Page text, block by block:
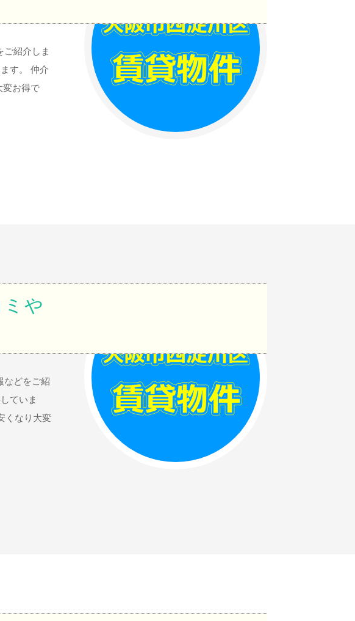
ご紹介しま
す。 仲介
変お得で
や
などをご紹
ていま
くなり大変